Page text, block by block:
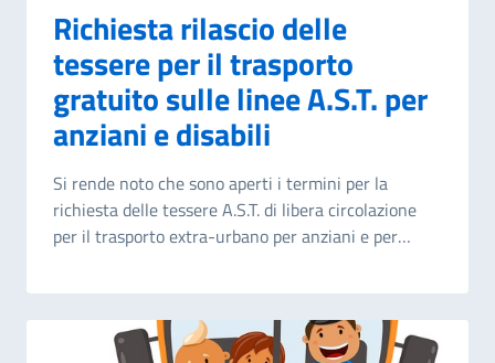
Richiesta rilascio delle
tessere per il trasporto
gratuito sulle linee A.S.T. per
anziani e disabili
Si rende noto che sono aperti i termini per la
richiesta delle tessere A.S.T. di libera circolazione
per il trasporto extra-urbano per anziani e per
avanzare apposita richiesta per l’anno 2027: gli
anziani residenti a Misterbianco, che desiderano
ottenere la tessera di libera circolazione su mezzi